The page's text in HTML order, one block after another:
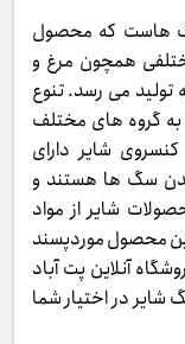
هاست که محصول
همچون مرغ و
می رسد. تنوع
به گروه های مختلف
شایر دارای
بدن سگ ها هستند و
شایر از مواد
محصول موردپسند
آنلاین پت آباد
در اختیار شما